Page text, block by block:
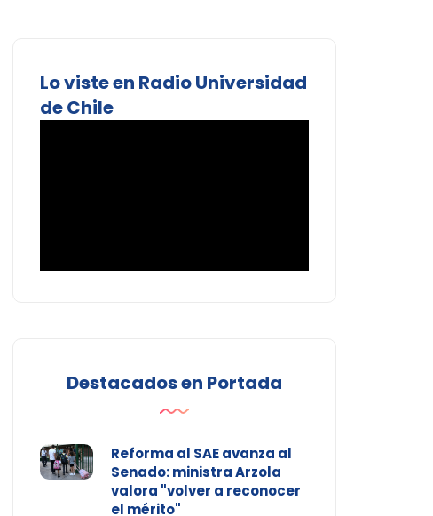
Lo viste en Radio Universidad
de Chile
Destacados en Portada
Reforma al SAE avanza al
Senado: ministra Arzola
valora "volver a reconocer
el mérito"